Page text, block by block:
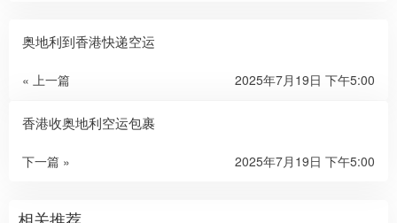
奥地利到香港快递空运
« 上一篇 2025年7月19日 下午5:00
香港收奥地利空运包裹
下一篇 » 2025年7月19日 下午5:00